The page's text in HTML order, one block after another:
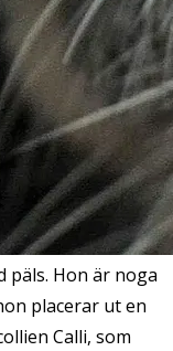
päls. Hon är noga
placerar ut en
Calli, som